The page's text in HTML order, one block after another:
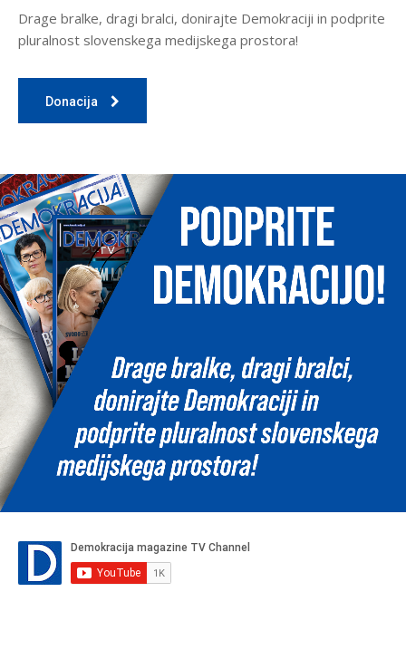
Drage bralke, dragi bralci, donirajte Demokraciji in podprite
pluralnost slovenskega medijskega prostora!
Donacija